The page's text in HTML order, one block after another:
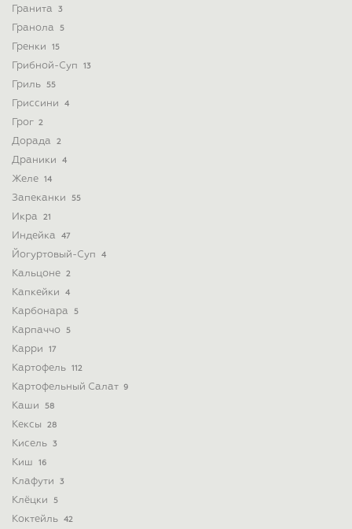
Гранита 3
Гранола 5
Гренки 15
Грибной-Суп 13
Гриль 55
Гриссини 4
Грог 2
Дорада 2
Драники 4
Желе 14
Запеканки 55
Икра 21
Индейка 47
Йогуртовый-Суп 4
Кальцоне 2
Капкейки 4
Карбонара 5
Карпаччо 5
Карри 17
Картофель 112
Картофельный Салат 9
Каши 58
Кексы 28
Кисель 3
Киш 16
Клафути 3
Клёцки 5
Коктейль 42